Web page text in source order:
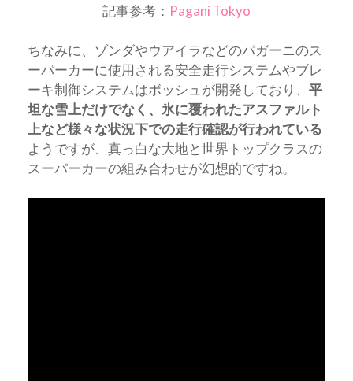
記事参考： Pagani Tokyo
ちなみに、ゾンダやウアイラなどのパガーニのス
ーパーカーに使用される安全走行システムやブレ
ーキ制御システムはボッシュが開発しており、 平
坦な雪上だけでなく、氷に覆われたアスファルト
上など様々な状況下での走行確認が行われている
ようですが、真っ白な大地と世界トップクラスの
スーパーカーの組み合わせが幻想的ですね。